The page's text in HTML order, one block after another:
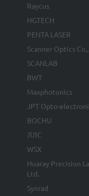
Raycus
HGTECH
PENTA LASER
Scanner Optics
SCANLAB
BWT
Maxphotonics
JPT Opto-
BOCHU
ЛЛС
WSX
Huaray Precision
Ltd.
Synrad